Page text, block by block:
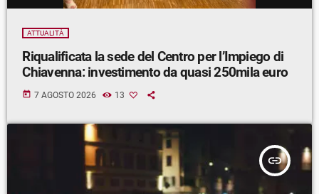
ATTUALITÀ
Riqualificata la sede del Centro per l’Impiego di
Chiavenna: investimento da quasi 250mila euro
today 7 AGOSTO 2026 13
insert_link